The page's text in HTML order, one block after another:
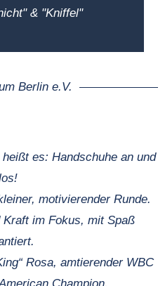
& "Kniffel"
INFOS
Berlin e.V.
es: Handschuhe an und
motivierender Runde.
Kraft im Fokus, mit Spaß
Rosa, amtierender WBC